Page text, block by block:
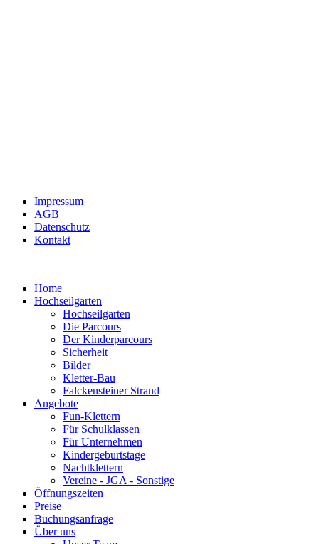
Impressum
AGB
Datenschutz
Kontakt
Home
Hochseilgarten
Hochseilgarten
Die Parcours
Der Kinderparcours
Sicherheit
Bilder
Kletter-Bau
Falckensteiner Strand
Angebote
Fun-Klettern
Für Schulklassen
Für Unternehmen
Kindergeburtstage
Nachtklettern
Vereine - JGA - Sonstige
Öffnungszeiten
Preise
Buchungsanfrage
Über uns